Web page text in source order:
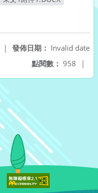
發佈日期： Invalid date
|
點閱數： 958 |